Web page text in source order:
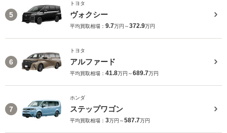
5
トヨタ
ヴォクシー
平均買取相場： 9.7万円～372.9万円
6
トヨタ
アルファード
平均買取相場： 41.8万円～689.7万円
7
ホンダ
ステップワゴン
平均買取相場： 3万円～587.7万円